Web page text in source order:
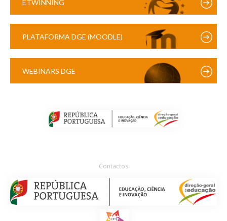
ETWINNING
PLATAFORMA DGE (MOODLE)
WEBINARS DGE
Contactos